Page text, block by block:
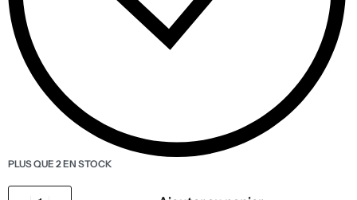
PLUS QUE 2 EN STOCK